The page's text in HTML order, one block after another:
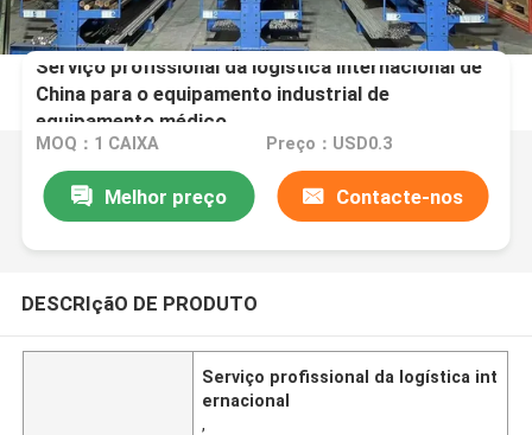
Serviço profissional da logística internacional de
China para o equipamento industrial de
equipamento médico
MOQ：1 CAIXA Preço：USD0.3
Melhor preço Contacte-nos
DESCRIçãO DE PRODUTO
Serviço profissional da logística int
ernacional
,